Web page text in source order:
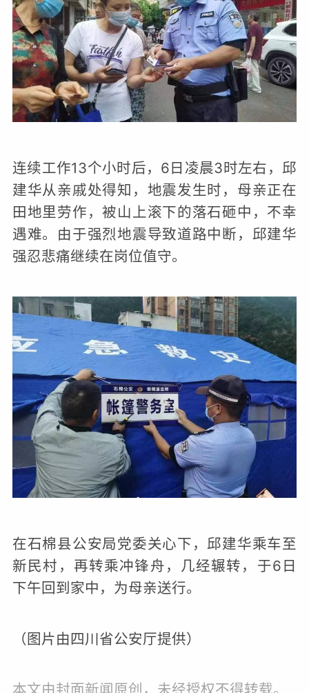
连续工作13个小时后，6日凌晨3时左右，邱
建华从亲戚处得知，地震发生时，母亲正在
田地里劳作，被山上滚下的落石砸中，不幸
遇难。由于强烈地震导致道路中断，邱建华
强忍悲痛继续在岗位值守。
在石棉县公安局党委关心下，邱建华乘车至
新民村，再转乘冲锋舟，几经辗转，于6日
下午回到家中，为母亲送行。
（图片由四川省公安厅提供）
本文由封面新闻原创，未经授权不得转载。